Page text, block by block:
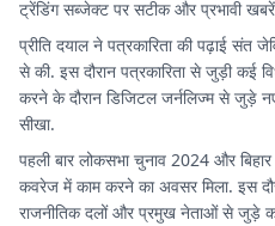
ट्रेंडिंग सब्जेक्ट पर सटीक और प्रभावी
प्रीति दयाल ने पत्रकारिता की पढ़ाई
से की. इस दौरान पत्रकारिता से जुड़ी कई
करने के दौरान डिजिटल जर्नलिज्म से जुड़े
सीखा.
पहली बार लोकसभा चुनाव 2024 और
कवरेज में काम करने का अवसर मिला. इस
राजनीतिक दलों और प्रमुख नेताओं से जुड़े